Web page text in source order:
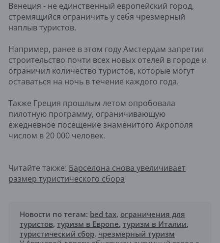
Венеция - не единственный европейский город,
стремящийся ограничить у себя чрезмерный
наплыв туристов.
Например, ранее в этом году Амстердам запретил
строительство почти всех новых отелей в городе и
ограничил количество туристов, которые могут
оставаться на ночь в течение каждого года.
Также Греция прошлым летом опробовала
пилотную программу, ограничивающую
ежедневное посещение знаменитого Акрополя
числом в 20 000 человек.
Читайте также: Барселона снова увеличивает
размер туристического сбора
Новости по тегам: bed tax, ограничения для
туристов, туризм в Европе, туризм в Италии,
туристический сбор, чрезмерный туризм